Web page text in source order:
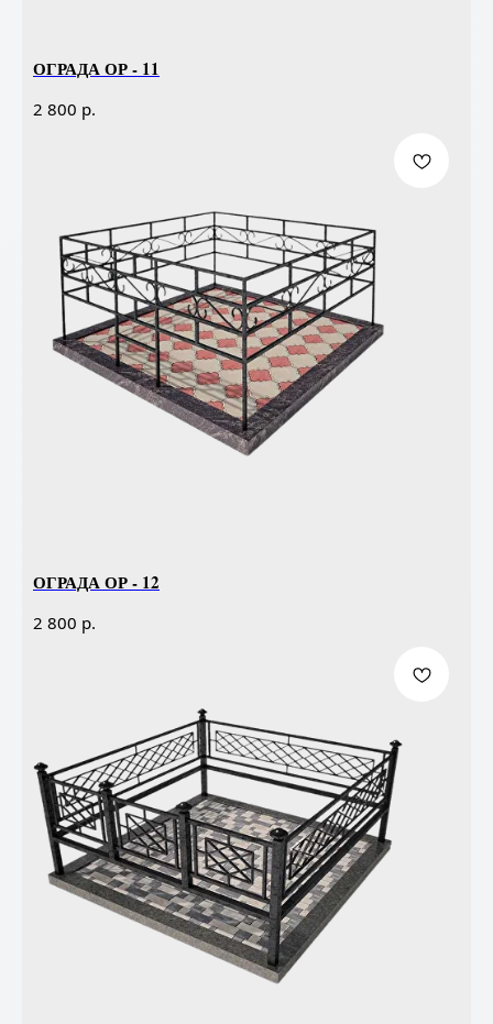
ОГРАДА ОР - 11
2 800 р.
ОГРАДА ОР - 12
2 800 р.